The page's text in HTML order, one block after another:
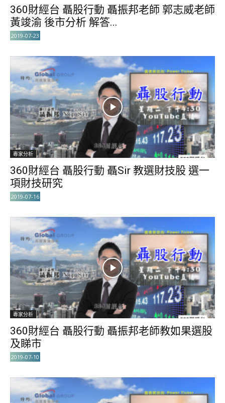
360財經台 聶股行動 聶振邦老師 郭志威老師
黃竣渝 後市分析 解答...
2019-07-23
專家分析
360財經台 聶股行動 聶Sir 教選財技股 選一
項財技研究
2019-07-16
專家分析
360財經台 聶股行動 聶振邦老師教如果選股
及睇市
2019-07-10